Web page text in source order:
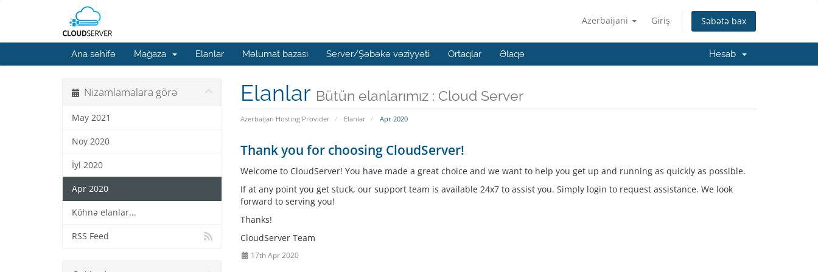
Azerbaijani Giriş Səbətə bax
Ana səhifə Mağaza Elanlar Məlumat bazası Server/Şəbəkə vəziyyəti Ortaqlar Əlaqə Hesab
Elanlar Bütün elanlarımız : Cloud Server
Azerbaijan Hosting Provider Elanlar Apr 2020
Nizamlamalara görə
May 2021
Noy 2020
İyl 2020
Apr 2020
Köhnə elanlar...
RSS Feed
Thank you for choosing CloudServer!
Welcome to CloudServer! You have made a great choice and we want to help you get up and running as quickly as possible.
If at any point you get stuck, our support team is available 24x7 to assist you. Simply login to request assistance. We look
forward to serving you!
Thanks!
CloudServer Team
17th Apr 2020